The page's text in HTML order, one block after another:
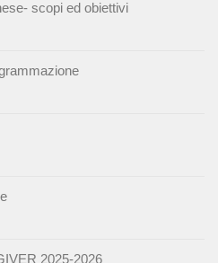
scopi ed obiettivi
2025-2026